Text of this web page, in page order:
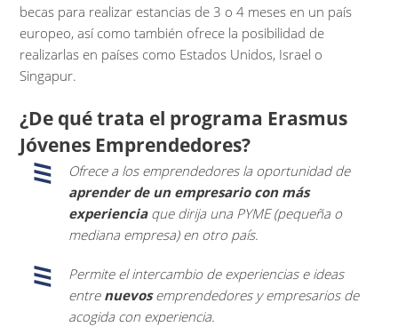
becas para realizar estancias de 3 o 4 meses en un país
europeo, así como también ofrece la posibilidad de
realizarlas en países como Estados Unidos, Israel o
Singapur.
¿De qué trata el programa Erasmus
Jóvenes Emprendedores?
Ofrece a los emprendedores la oportunidad de
aprender de un empresario con más
experiencia que dirija una PYME (pequeña o
mediana empresa) en otro país.
Permite el intercambio de experiencias e ideas
entre nuevosemprendedores y empresarios de
acogida con experiencia.